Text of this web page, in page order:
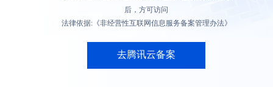
后，方可访问
法律依据:《非经营性互联网信息服务备案管理办法》
去腾讯云备案